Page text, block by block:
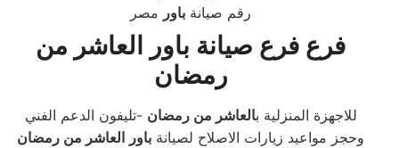
رقم صيانة باور مصر
فرع فرع صيانة باور العاشر من
رمضان
للاجهزة المنزلية بالعاشر من رمضان -تليفون الدعم الفني
وحجز مواعيد زيارات الاصلاح لصيانة باور العاشر من رمضان